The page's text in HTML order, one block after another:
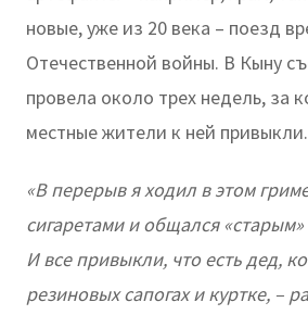
новые, уже из 20 века – поезд
Отечественной войны. В Кыну
провела около трех недель, за
местные жители к ней привыкли.
«В перерыв я ходил в этом
сигаретами и общался
И все привыкли, что есть дед,
резиновых сапогах и куртке, –